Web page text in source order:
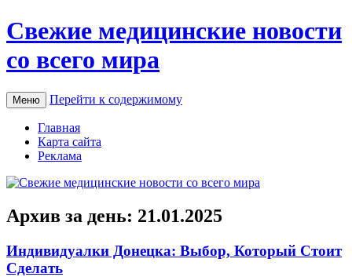
Свежие медицинские новости
со всего мира
Меню Перейти к содержимому
Главная
Карта сайта
Реклама
Архив за день: 21.01.2025
Индивидуалки Донецка: Выбор, Который Стоит
Сделать